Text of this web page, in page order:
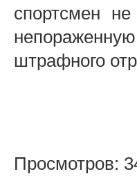
спортсмен
штрафного
Просмотров: